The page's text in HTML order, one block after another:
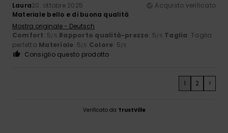
Laura20. ottobre 2025
Acquisto verificato
Materiale bello e di buona qualità
Mostra originale - Deutsch
Comfort: 5/5 Rapporto qualità-prezzo: 5/5 Taglia: Taglia
perfetta Materiale: 5/5 Colore: 5/5
Consiglio questo prodotto
1 2 >
Verificato da TrustVille